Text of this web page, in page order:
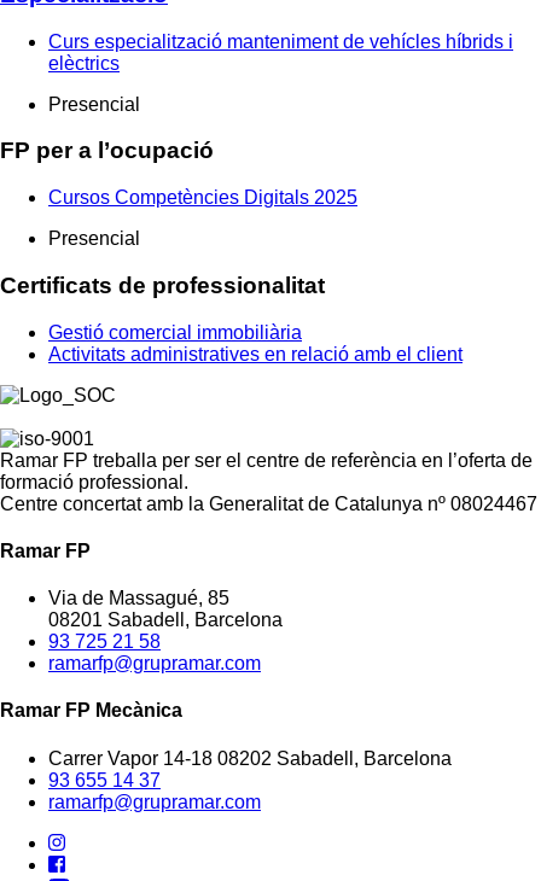
Curs especialització manteniment de vehícles híbrids i
elèctrics
Presencial
FP per a l’ocupació
Cursos Competències Digitals 2025
Presencial
Certificats de professionalitat
Gestió comercial immobiliària
Activitats administratives en relació amb el client
Ramar FP treballa per ser el centre de referència en l’oferta de
formació professional.
Centre concertat amb la Generalitat de Catalunya nº 08024467
Ramar FP
Via de Massagué, 85
08201 Sabadell, Barcelona
93 725 21 58
ramarfp@grupramar.com
Ramar FP Mecànica
Carrer Vapor 14-18 08202 Sabadell, Barcelona
93 655 14 37
ramarfp@grupramar.com